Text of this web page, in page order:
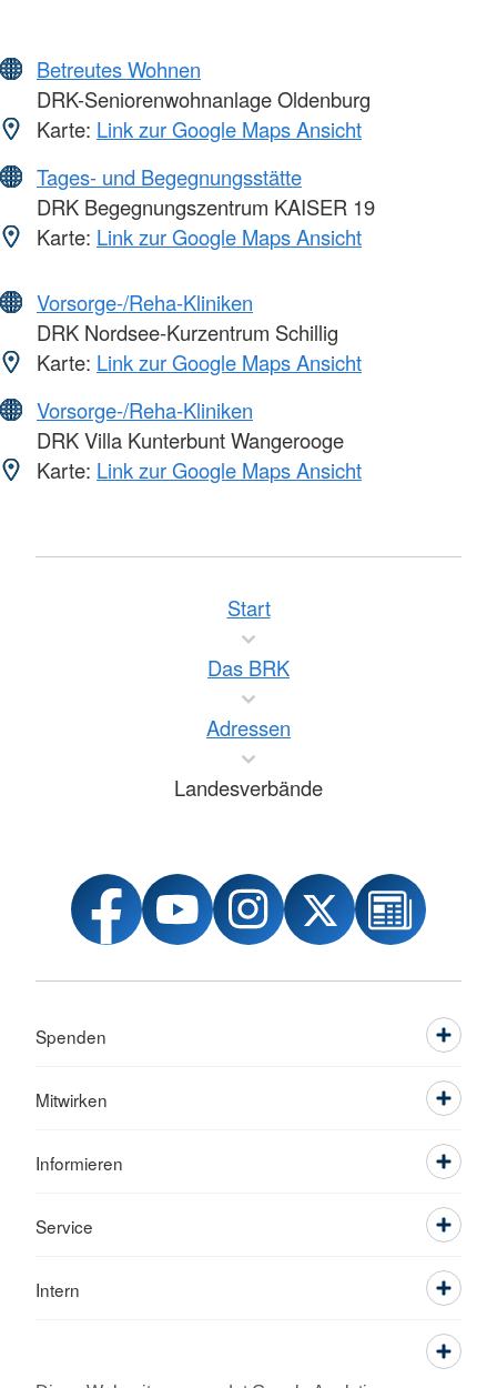
Betreutes Wohnen
DRK-Seniorenwohnanlage Oldenburg
Karte: Link zur Google Maps Ansicht
Tages- und Begegnungsstätte
DRK Begegnungszentrum KAISER 19
Karte: Link zur Google Maps Ansicht
Vorsorge-/Reha-Kliniken
DRK Nordsee-Kurzentrum Schillig
Karte: Link zur Google Maps Ansicht
Vorsorge-/Reha-Kliniken
DRK Villa Kunterbunt Wangerooge
Karte: Link zur Google Maps Ansicht
Start
Das BRK
Adressen
Landesverbände
Spenden
Mitwirken
Informieren
Service
Intern